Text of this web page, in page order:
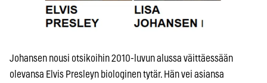
Johansen nousi otsikoihin 2010-luvun alussa väittäessään
olevansa Elvis Presleyn biologinen tytär. Hän vei asiansa